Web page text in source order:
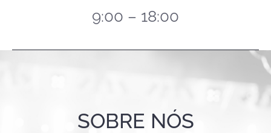
9:00 – 18:00
SOBRE NÓS